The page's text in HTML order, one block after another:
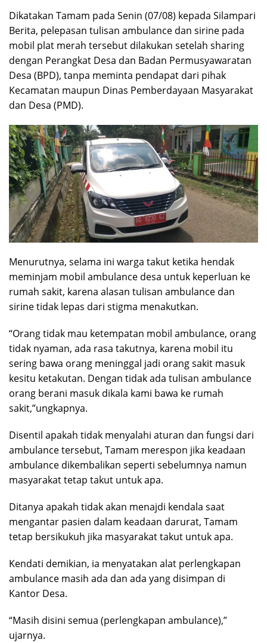
Dikatakan Tamam pada Senin (07/08) kepada Silampari
Berita, pelepasan tulisan ambulance dan sirine pada
mobil plat merah tersebut dilakukan setelah sharing
dengan Perangkat Desa dan Badan Permusyawaratan
Desa (BPD), tanpa meminta pendapat dari pihak
Kecamatan maupun Dinas Pemberdayaan Masyarakat
dan Desa (PMD).
Menurutnya, selama ini warga takut ketika hendak
meminjam mobil ambulance desa untuk keperluan ke
rumah sakit, karena alasan tulisan ambulance dan
sirine tidak lepas dari stigma menakutkan.
“Orang tidak mau ketempatan mobil ambulance, orang
tidak nyaman, ada rasa takutnya, karena mobil itu
sering bawa orang meninggal jadi orang sakit masuk
kesitu ketakutan. Dengan tidak ada tulisan ambulance
orang berani masuk dikala kami bawa ke rumah
sakit,”ungkapnya.
Disentil apakah tidak menyalahi aturan dan fungsi dari
ambulance tersebut, Tamam merespon jika keadaan
ambulance dikembalikan seperti sebelumnya namun
masyarakat tetap takut untuk apa.
Ditanya apakah tidak akan menajdi kendala saat
mengantar pasien dalam keadaan darurat, Tamam
tetap bersikukuh jika masyarakat takut untuk apa.
Kendati demikian, ia menyatakan alat perlengkapan
ambulance masih ada dan ada yang disimpan di
Kantor Desa.
“Masih disini semua (perlengkapan ambulance),”
ujarnya.